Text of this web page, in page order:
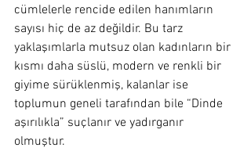
cümlelerle rencide edilen hanımların
sayısı hiç de az değildir. Bu tarz
yaklaşımlarla mutsuz olan kadınların bir
kısmı daha süslü, modern ve renkli bir
giyime sürüklenmiş, kalanlar ise
toplumun geneli tarafından bile “Dinde
aşırılıkla” suçlanır ve yadırganır
olmuştur.